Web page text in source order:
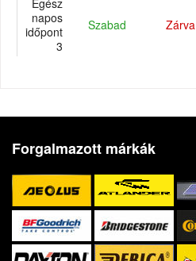
Egész
napos
időpont
3
Szabad Zárva
Forgalmazott márkák